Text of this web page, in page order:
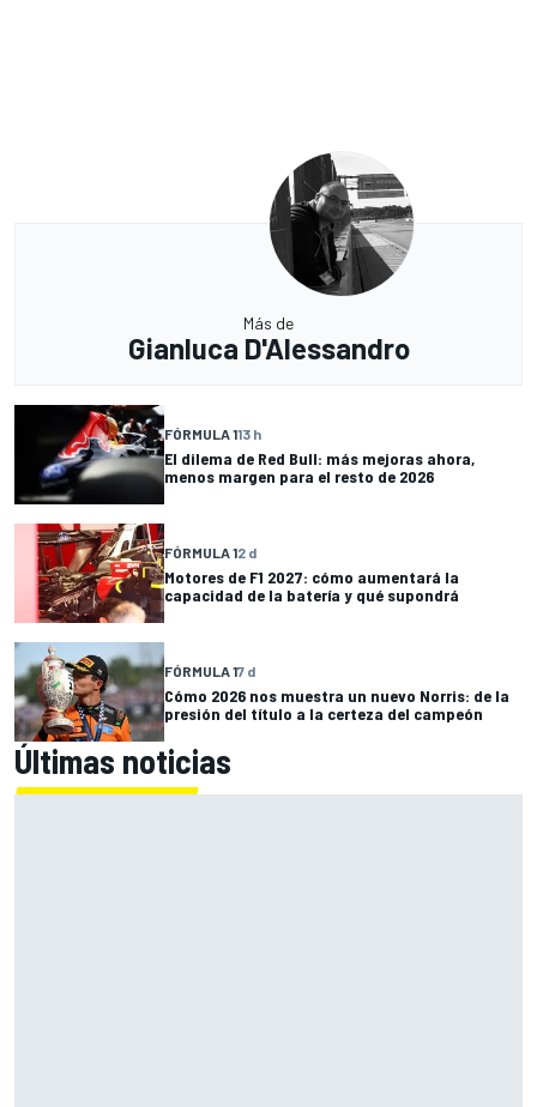
Más de
Gianluca D'Alessandro
FÓRMULA 113 h
El dilema de Red Bull: más mejoras ahora,
menos margen para el resto de 2026
FÓRMULA 12 d
Motores de F1 2027: cómo aumentará la
capacidad de la batería y qué supondrá
FÓRMULA 17 d
Cómo 2026 nos muestra un nuevo Norris: de la
presión del título a la certeza del campeón
Últimas noticias